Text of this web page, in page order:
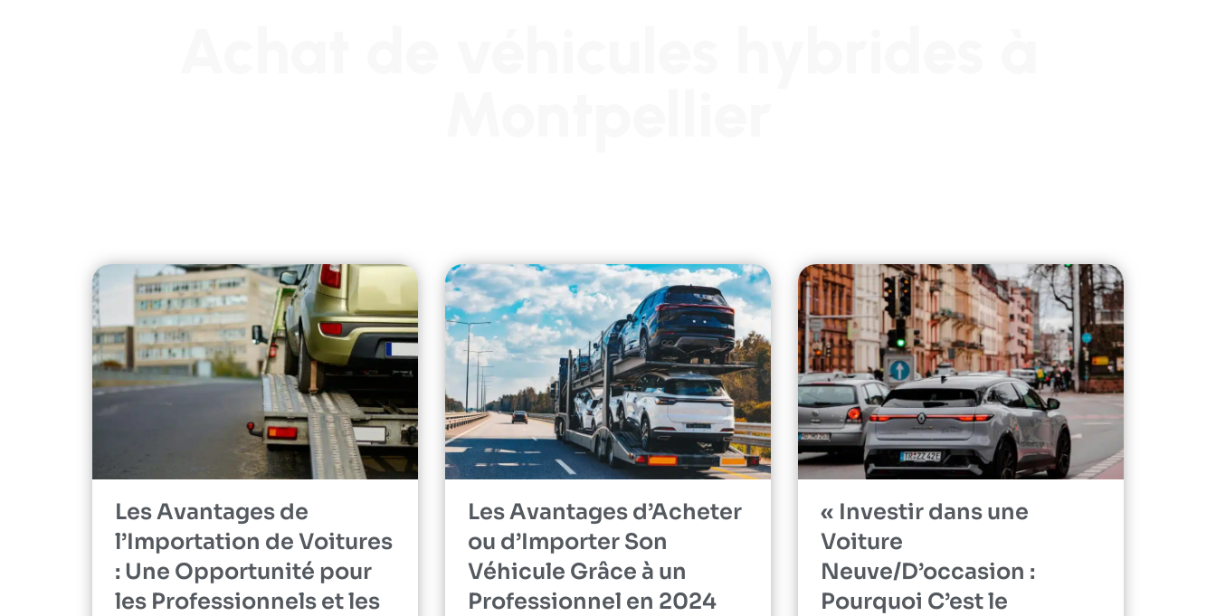
Les Avantages de
l’Importation de Voitures
: Une Opportunité pour
les Professionnels et les
Les Avantages d’Acheter
ou d’Importer Son
Véhicule Grâce à un
Professionnel en 2024
« Investir dans une
Voiture
Neuve/D’occasion :
Pourquoi C’est le